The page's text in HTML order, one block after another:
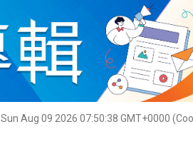
Sun Aug 09 2026 07:50:39 GMT+0000
名家榜 灼見活動 關於